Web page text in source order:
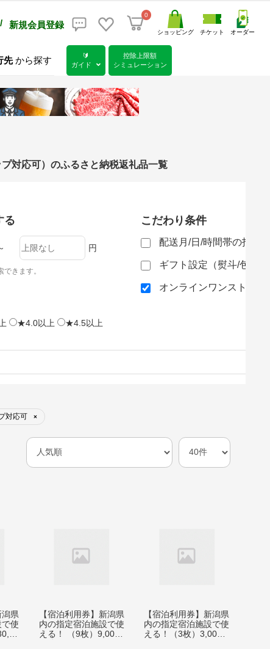
/ 新規会員登録
0
ショッピング チケット オーダー
先 から探す
🔰
ガイド
控除上限額
シミュレーション
対応可）のふるさと納税返礼品一覧
る
円
きます。
★4.0以上 ★4.5以上
こだわり条件
配送月/日/時間帯の指定
ギフト設定（熨斗/包装
オンラインワンストップ
対応可 ×
潟県
使
【宿泊利用券】新潟県
内の指定宿泊施設で使
える！ （9枚）9,000
【宿泊利用券】新潟県
内の指定宿泊施設で使
える！（3枚）3,000